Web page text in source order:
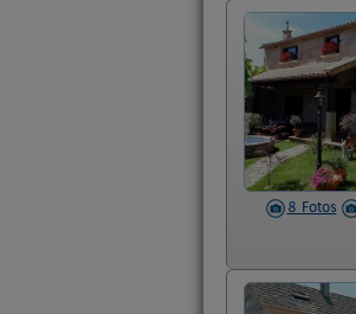
8 Fotos